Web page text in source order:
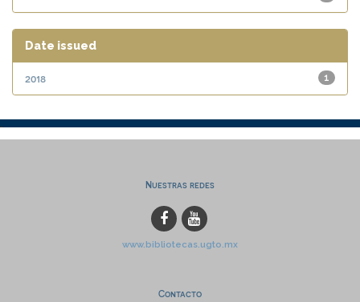
Date issued
1
2018
Nuestras redes
www.bibliotecas.ugto.mx
Contacto